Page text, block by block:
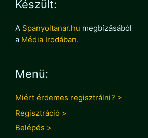
Készült:
A Spanyoltanar.hu megbízásából
a Média Irodában.
Menü:
Miért érdemes regisztrálni? >
Regisztráció >
Belépés >